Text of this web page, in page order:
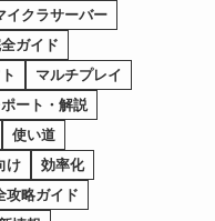
イクラサーバー
ガイド
マルチプレイ
ポート・解説
使い道
け
効率化
攻略ガイド